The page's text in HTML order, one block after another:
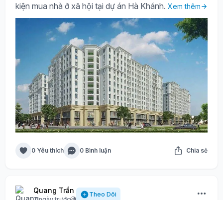
kiện mua nhà ở xã hội tại dự án Hà Khánh. Xem thêm
0 Yêu thích 0 Bình luận Chia sẻ
Quang Trần Theo Dõi